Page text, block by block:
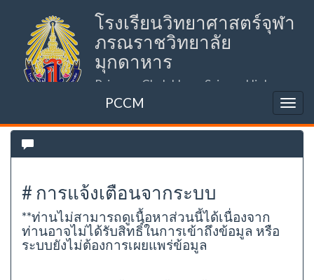
โรงเรียนวิทยาศาสตร์จุฬา
ภรณราชวิทยาลัย
มุกดาหาร
Princess Chulabhorn Science High
School Mukdahan (PCSHSM)
PCCM
# การแจ้งเตือนจากระบบ
**ท่านไม่สามารถดูเนื้อหาส่วนนี้ได้เนื่องจาก
ท่านอาจไม่ได้รับสิทธิ์ในการเข้าถึงข้อมูล หรือ
ระบบยังไม่ต้องการเผยแพร่ข้อมูล